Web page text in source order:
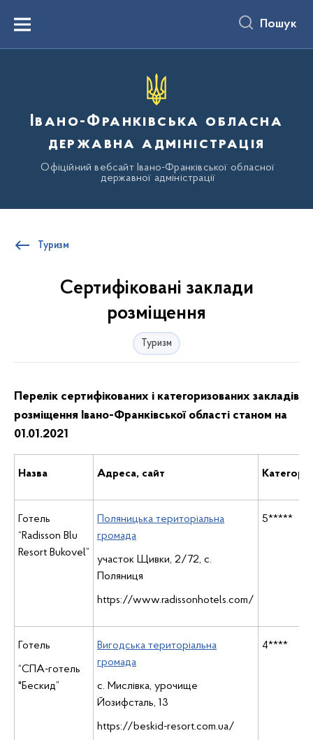
вмістуMenu Пошук
Івано-Франківська обласна
державна адміністрація
Офіційний вебсайт Івано-Франківської обласної
державної адміністрації
Туризм
Сертифіковані заклади
розміщення
Туризм
Перелік сертифікованих і категоризованих закладів
розміщення Івано-Франківської області станом на
01.01.2021
Назва Адреса, сайт Категорія
Готель
“Radisson Blu
Resort Bukovel”
Поляницька територіальна
громада
участок Щивки, 2/72, с.
Поляниця
https://www.radissonhotels.com/
5*****
Готель
“СПА-готель
"Бескид”
Вигодська територіальна
громада
с. Мислівка, урочище
Йозифсталь, 13
https://beskid-resort.com.ua/
4****